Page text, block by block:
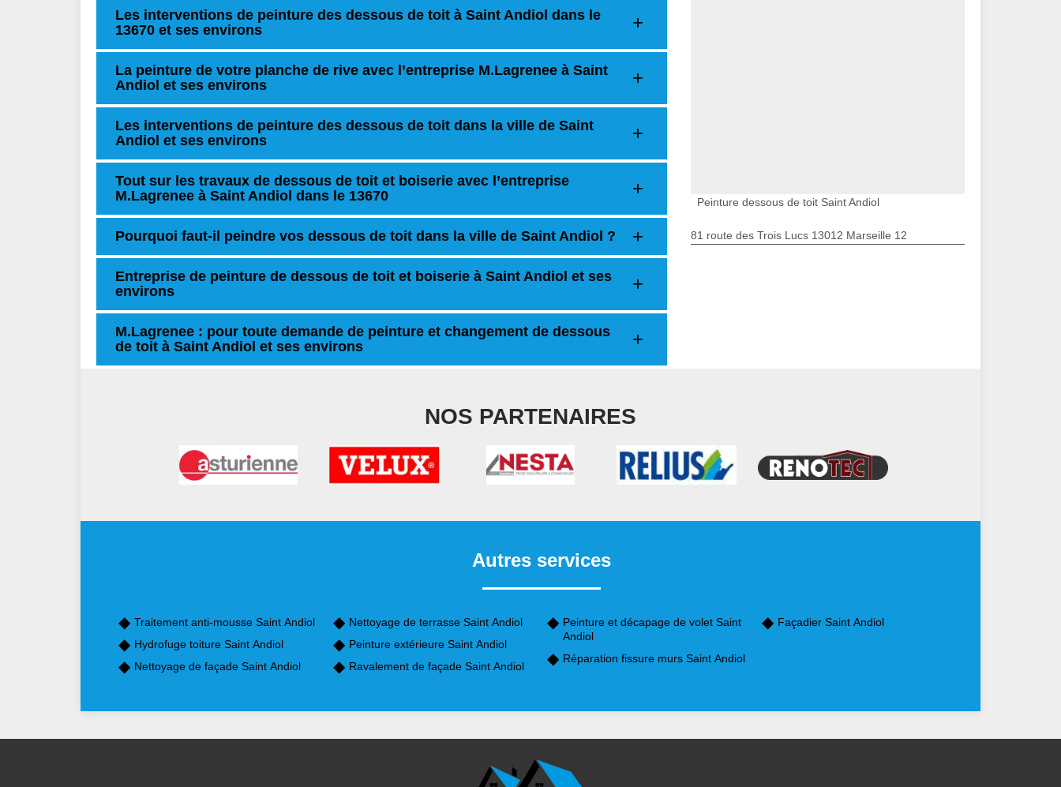
Les interventions de peinture des dessous de toit à Saint Andiol dans le
13670 et ses environs
La peinture de votre planche de rive avec l’entreprise M.Lagrenee à Saint
Andiol et ses environs
Les interventions de peinture des dessous de toit dans la ville de Saint
Andiol et ses environs
Tout sur les travaux de dessous de toit et boiserie avec l’entreprise
M.Lagrenee à Saint Andiol dans le 13670
Pourquoi faut-il peindre vos dessous de toit dans la ville de Saint Andiol ?
Entreprise de peinture de dessous de toit et boiserie à Saint Andiol et ses
environs
M.Lagrenee : pour toute demande de peinture et changement de dessous
de toit à Saint Andiol et ses environs
Peinture dessous de toit Saint Andiol
81 route des Trois Lucs 13012 Marseille 12
NOS PARTENAIRES
Autres services
Traitement anti-mousse Saint Andiol
Hydrofuge toiture Saint Andiol
Nettoyage de façade Saint Andiol
Nettoyage de terrasse Saint Andiol
Peinture extérieure Saint Andiol
Ravalement de façade Saint Andiol
Peinture et décapage de volet Saint
Andiol
Réparation fissure murs Saint Andiol
Façadier Saint Andiol